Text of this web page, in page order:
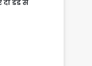
दी डंडे से